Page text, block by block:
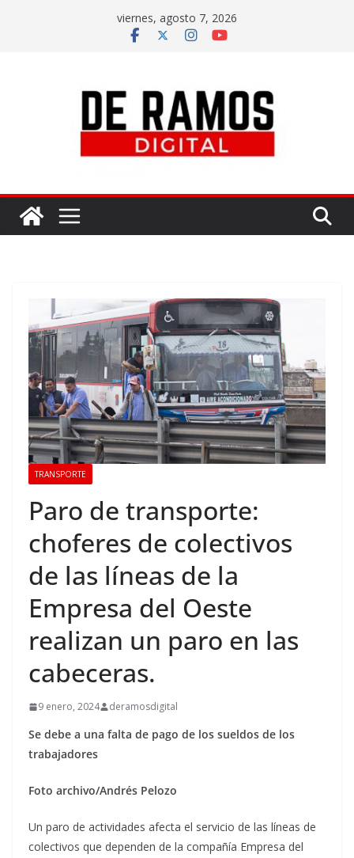
viernes, agosto 7, 2026
TRANSPORTE
Paro de transporte:
choferes de colectivos
de las líneas de la
Empresa del Oeste
realizan un paro en las
cabeceras.
9 enero, 2024 deramosdigital
Se debe a una falta de pago de los sueldos de los
trabajadores
Foto archivo/Andrés Pelozo
Un paro de actividades afecta el servicio de las líneas de
colectivos que dependen de la compañía Empresa del